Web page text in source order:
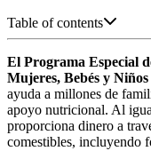
Table of contents
El Programa Especial
Mujeres, Bebés y
ayuda a millones de
apoyo nutricional. Al
proporciona dinero a
comestibles, incluyendo